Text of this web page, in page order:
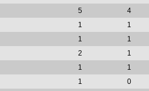
5
4
1
1
1
1
2
1
1
1
1
0